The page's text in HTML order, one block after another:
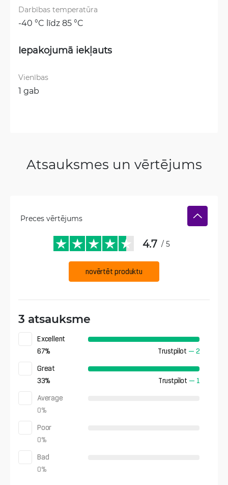
Darbības temperatūra
-40 °C līdz 85 °C
Iepakojumā iekļauts
Vienības
1 gab
Atsauksmes un vērtējums
Preces vērtējums
4.7 / 5
novērtēt produktu
3 atsauksme
Excellent
67% Trustpilot — 2
Great
33% Trustpilot — 1
Average
0%
Poor
0%
Bad
0%